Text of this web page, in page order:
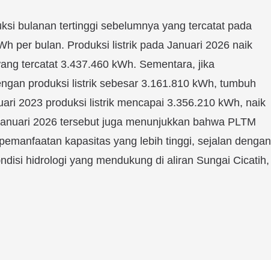
bulanan tertinggi sebelumnya yang tercatat pada
per bulan. Produksi listrik pada Januari 2026 naik
tercatat 3.437.460 kWh. Sementara, jika
produksi listrik sebesar 3.161.810 kWh, tumbuh
2023 produksi listrik mencapai 3.356.210 kWh, naik
2026 tersebut juga menunjukkan bahwa PLTM
kapasitas yang lebih tinggi, sejalan dengan
hidrologi yang mendukung di aliran Sungai Cicatih,